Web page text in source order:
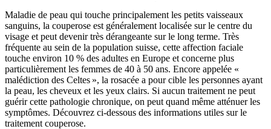
Maladie de peau qui touche principalement les petits vaisseaux
sanguins, la couperose est généralement localisée sur le centre du
visage et peut devenir très dérangeante sur le long terme. Très
fréquente au sein de la population suisse, cette affection faciale
touche environ 10 % des adultes en Europe et concerne plus
particulièrement les femmes de 40 à 50 ans. Encore appelée «
malédiction des Celtes », la rosacée a pour cible les personnes ayant
la peau, les cheveux et les yeux clairs. Si aucun traitement ne peut
guérir cette pathologie chronique, on peut quand même atténuer les
symptômes. Découvrez ci-dessous des informations utiles sur le
traitement couperose.